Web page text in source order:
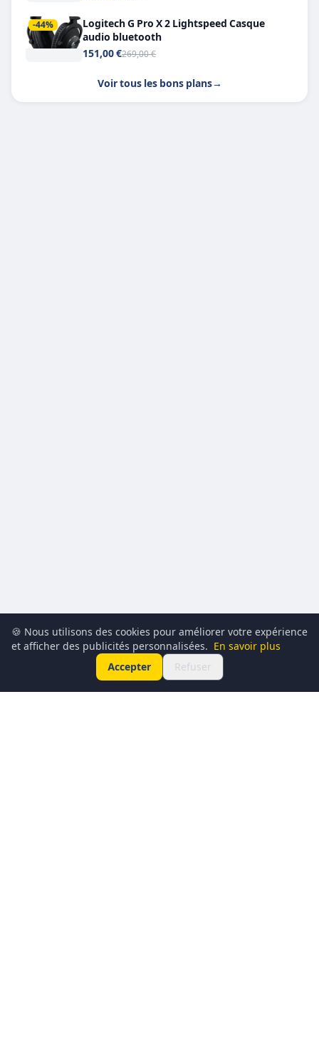
-44%
Logitech G Pro X 2 Lightspeed Casque
audio bluetooth
151,00 €269,00 €
Voir tous les bons plans→
🍪 Nous utilisons des cookies pour améliorer votre expérience
et afficher des publicités personnalisées. En savoir plus
Accepter
Refuser